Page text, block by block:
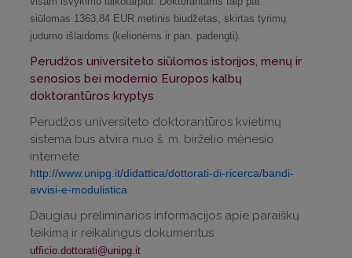
siūlomas 1363,84 EUR metinis biudžetas, skirtas tyrimų
judumo išlaidoms (kelionėms ir pan. padengti).
Perudžos universiteto siūlomos istorijos, menų ir
senosios bei modernio Europos kalbų
doktorantūros kryptys
Perudžos universiteto doktorantūros kvietimų
sistema bus atvira nuo š. m. birželio mėnesio
internete
http://www.unipg.it/didattica/dottorati-di-ricerca/bandi-
avvisi-e-modulistica
Daugiau preliminarios informacijos apie paraiškų
teikimą ir reikalingus dokumentus
ufficio.dottorati@unipg.it